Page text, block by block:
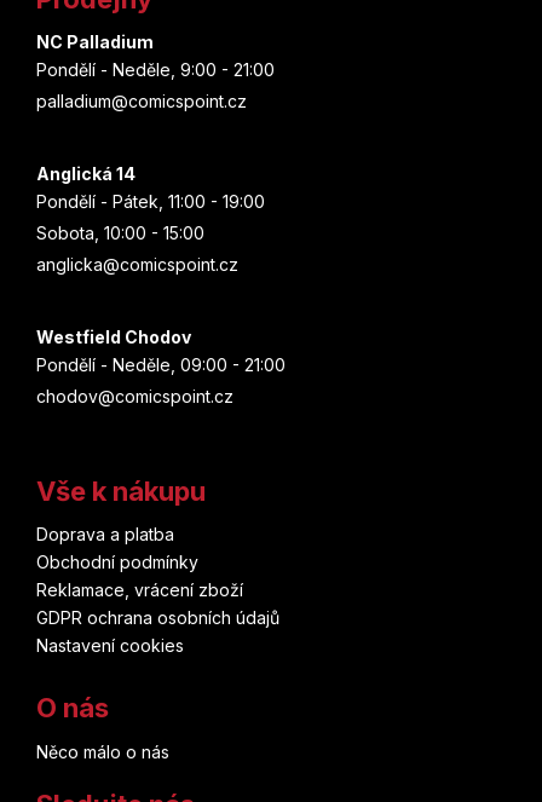
NC Palladium
Pondělí - Neděle, 9:00 - 21:00
palladium@comicspoint.cz
Anglická 14
Pondělí - Pátek, 11:00 - 19:00
Sobota, 10:00 - 15:00
anglicka@comicspoint.cz
Westfield Chodov
Pondělí - Neděle, 09:00 - 21:00
chodov@comicspoint.cz
Vše k nákupu
Doprava a platba
Obchodní podmínky
Reklamace, vrácení zboží
GDPR ochrana osobních údajů
Nastavení cookies
O nás
Něco málo o nás